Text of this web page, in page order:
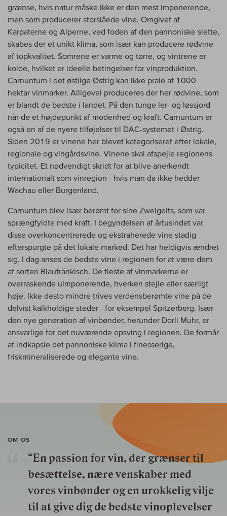
grænse, hvis natur måske ikke er den mest imponerende,
men som producerer storslåede vine. Omgivet af
Karpaterne og Alperne, ved foden af den pannoniske slette,
skabes der et unikt klima, som især kan producere rødvine
af topkvalitet. Somrene er varme og tørre, og vintrene er
kolde, hvilket er ideelle betingelser for vinproduktion.
Carnuntum i det østlige Østrig kan ikke prale af 1000
hektar vinmarker. Alligevel produceres der her rødvine, som
er blandt de bedste i landet. På den tunge ler- og løssjord
når de et højdepunkt af modenhed og kraft. Carnuntum er
også en af de nyere tilføjelser til DAC-systemet i Østrig.
Siden 2019 er vinene her blevet kategoriseret efter lokale,
regionale og vingårdsvine. Vinene skal afspejle regionens
typicitet. Et nødvendigt skridt for at blive anerkendt
internationalt som vinregion - hvis man da ikke hedder
Wachau eller Burgenland.
Carnuntum blev især berømt for sine Zweigelts, som var
sprængfyldte med kraft. I begyndelsen af årtusindet var
disse overkoncentrerede og ekstraherede vine stadig
efterspurgte på det lokale marked. Det har heldigvis ændret
sig. I dag anses de bedste vine i regionen for at være dem
af sorten Blaufränkisch. De fleste af vinmarkerne er
overraskende uimponerende, hverken stejle eller særligt
høje. Ikke desto mindre trives verdensberømte vine på de
delvist kalkholdige steder - for eksempel Spitzerberg. Især
den nye generation af vinbønder, herunder Dorli Muhr, er
ansvarlige for det nuværende opsving i regionen. De formår
at indkapsle det pannoniske klima i finesserige,
friskmineraliserede og elegante vine.
OM OS
“En passion for vin, der grænser til
besættelse, nære venskaber med
vores vinbønder og en urokkelig vilje
til at give dig de bedste vinoplevelser